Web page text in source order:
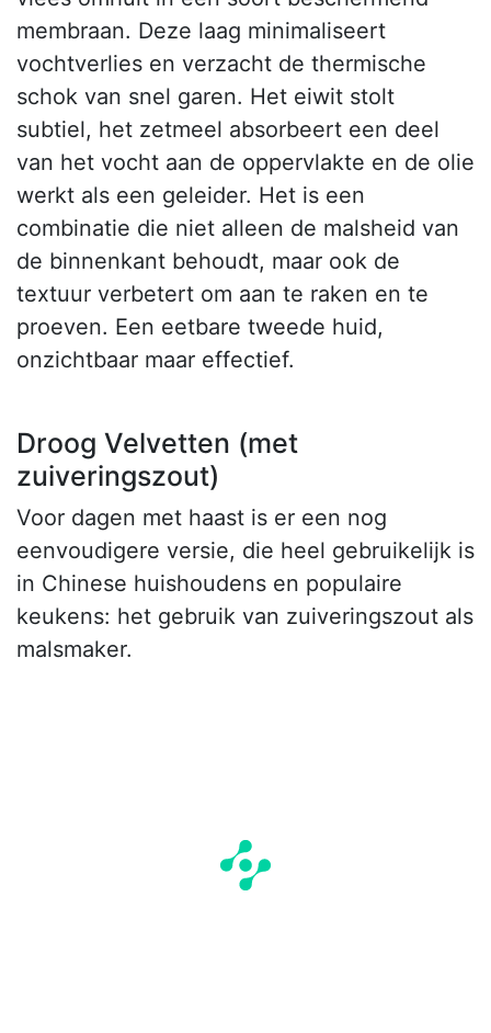
membraan. Deze laag minimaliseert
vochtverlies en verzacht de thermische
schok van snel garen. Het eiwit stolt
subtiel, het zetmeel absorbeert een deel
van het vocht aan de oppervlakte en de olie
werkt als een geleider. Het is een
combinatie die niet alleen de malsheid van
de binnenkant behoudt, maar ook de
textuur verbetert om aan te raken en te
proeven. Een eetbare tweede huid,
onzichtbaar maar effectief.
Droog Velvetten (met
zuiveringszout)
Voor dagen met haast is er een nog
eenvoudigere versie, die heel gebruikelijk is
in Chinese huishoudens en populaire
keukens: het gebruik van zuiveringszout als
malsmaker.